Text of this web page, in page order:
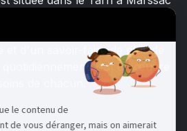
et d'un savoir-faire de plus de
quotidiennement tout en œuvre
de chacun.